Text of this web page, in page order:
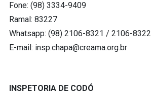
Fone: (98) 3334-9409
Ramal: 83227
Whatsapp: (98) 2106-8321 / 2106-8322
E-mail: insp.chapa@creama.org.br
INSPETORIA DE CODÓ